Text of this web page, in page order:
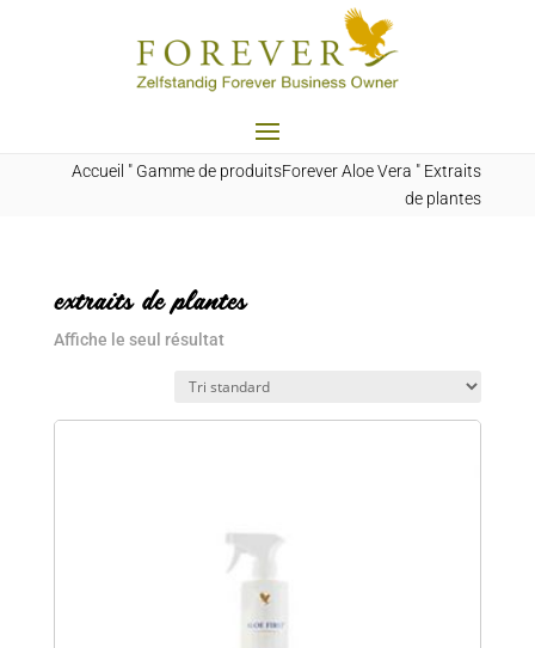
Accueil " Gamme de produitsForever Aloe Vera " Extraits
de plantes
extraits de plantes
Affiche le seul résultat